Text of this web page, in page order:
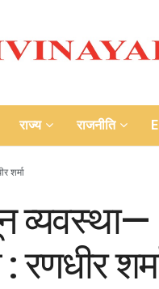
राज्य राजनीति
शर्मा
व्यवस्था—